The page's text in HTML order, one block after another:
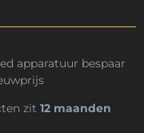
apparatuur bespaar
zit 12 maanden